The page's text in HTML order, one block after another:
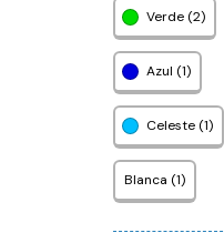
Verde (2)
Azul (1)
Celeste (1)
Blanca (1)